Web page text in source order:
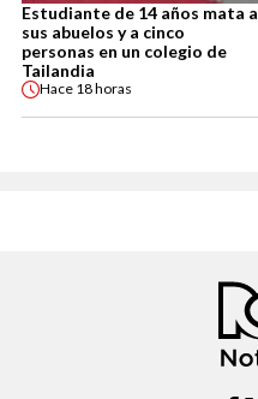
Estudiante de 14 años mata a
sus abuelos y a cinco
personas en un colegio de
Tailandia
Hace 18 horas